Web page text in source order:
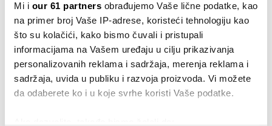
Mi i our 61 partners obrađujemo Vaše lične podatke, kao
na primer broj Vaše IP-adrese, koristeći tehnologiju kao
što su kolačići, kako bismo čuvali i pristupali
informacijama na Vašem uređaju u cilju prikazivanja
personalizovanih reklama i sadržaja, merenja reklama i
sadržaja, uvida u publiku i razvoja proizvoda. Vi možete
da odaberete ko i u koje svrhe koristi Vaše podatke.
Katarina Mihajlović
Miladin Kovačević